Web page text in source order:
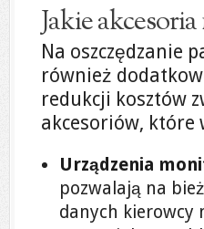
Jakie
Na oszczędzanie
również
redukcji kosztów
akcesoriów, które
Urządzenia
pozwalają na
danych kierowcy